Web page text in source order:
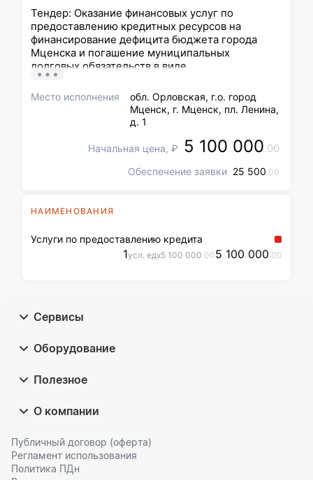
Тендер: Оказание финансовых услуг по
предоставлению кредитных ресурсов на
финансирование дефицита бюджета города
Мценска и погашение муниципальных
долговых обязательств в виде
невозобновляемой кредитной линии с лимитом
в сумме 30 000 000-00 (Тридцать миллионов
рублей 00 копеек) на срок 365 дней.
Место исполнения
обл. Орловская, г.о. город
Мценск, г. Мценск, пл. Ленина,
д. 1
Начальная цена, ₽ 5 100 000.00
Обеспечение заявки 25 500.00
НАИМЕНОВАНИЯ
Услуги по предоставлению кредита
1усл. едx5 100 000.005 100 000.00
Сервисы
Оборудование
Полезное
О компании
Публичный договор (оферта)
Регламент использования
Политика ПДн